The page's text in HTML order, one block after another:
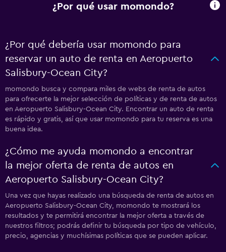
¿Por qué usar momondo?
¿Por qué debería usar momondo para
reservar un auto de renta en Aeropuerto
Salisbury-Ocean City?
momondo busca y compara miles de webs de renta de autos
para ofrecerte la mejor selección de políticas y de renta de autos
en Aeropuerto Salisbury-Ocean City. Encontrar un auto de renta
es rápido y gratis, así que usar momondo para tu reserva es una
buena idea.
¿Cómo me ayuda momondo a encontrar
la mejor oferta de renta de autos en
Aeropuerto Salisbury-Ocean City?
Una vez que hayas realizado una búsqueda de renta de autos en
Aeropuerto Salisbury-Ocean City, momondo te mostrará los
resultados y te permitirá encontrar la mejor oferta a través de
nuestros filtros; podrás definir tu búsqueda por tipo de vehículo,
precio, agencias y muchísimas políticas que se pueden aplicar.